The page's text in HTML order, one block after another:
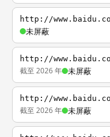
http://
未屏蔽
http://
截至 2026 年 未屏蔽
http://
截至 2026 年 未屏蔽